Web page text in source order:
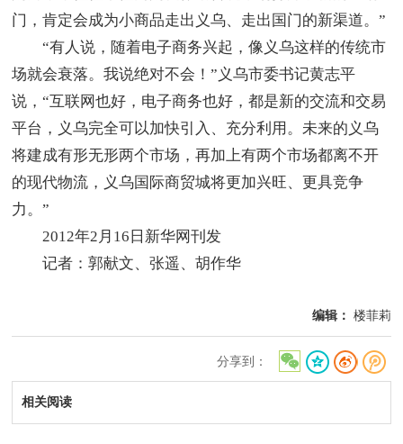
门，肯定会成为小商品走出义乌、走出国门的新渠道。”
“有人说，随着电子商务兴起，像义乌这样的传统市
场就会衰落。我说绝对不会！”义乌市委书记黄志平
说，“互联网也好，电子商务也好，都是新的交流和交易
平台，义乌完全可以加快引入、充分利用。未来的义乌
将建成有形无形两个市场，再加上有两个市场都离不开
的现代物流，义乌国际商贸城将更加兴旺、更具竞争
力。”
2012年2月16日新华网刊发
记者：郭献文、张遥、胡作华
编辑： 楼菲莉
分享到：
相关阅读